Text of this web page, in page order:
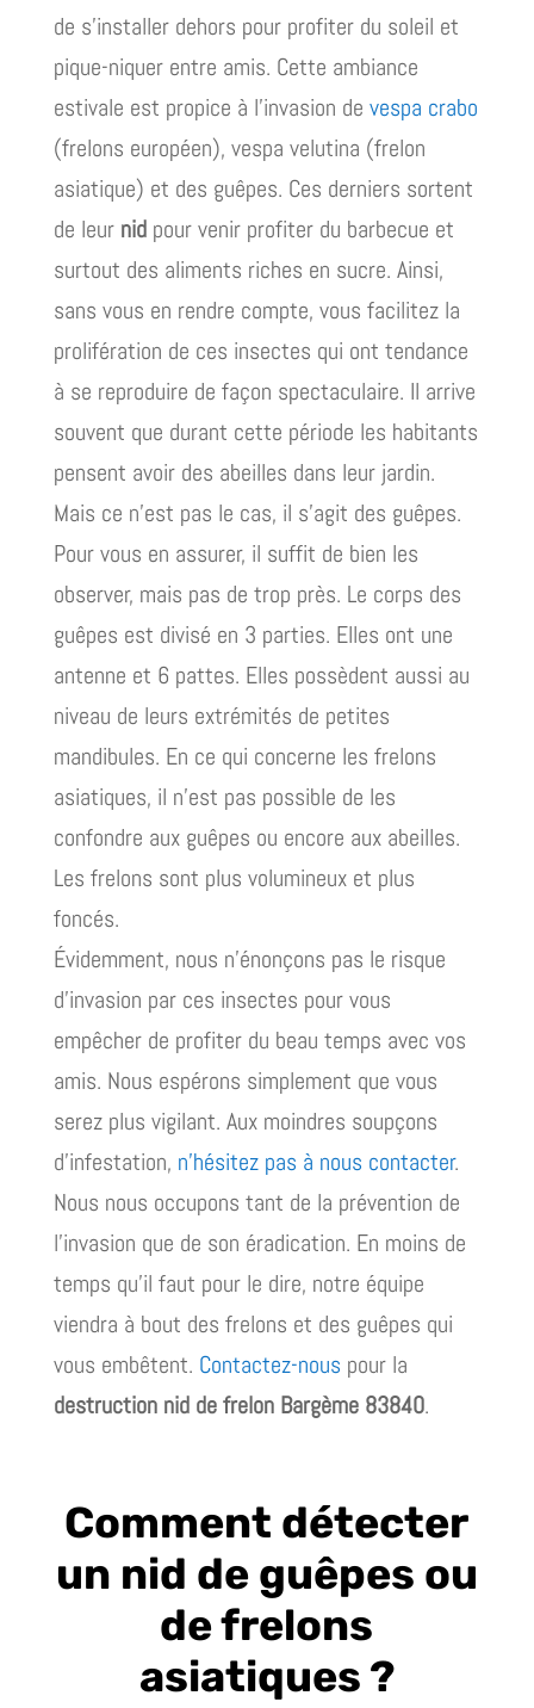
de s’installer dehors pour profiter du soleil et
pique-niquer entre amis. Cette ambiance
estivale est propice à l’invasion de vespa crabo
(frelons européen), vespa velutina (frelon
asiatique) et des guêpes. Ces derniers sortent
de leur nidpour venir profiter du barbecue et
surtout des aliments riches en sucre. Ainsi,
sans vous en rendre compte, vous facilitez la
prolifération de ces insectes qui ont tendance
à se reproduire de façon spectaculaire. Il arrive
souvent que durant cette période les habitants
pensent avoir des abeilles dans leur jardin.
Mais ce n’est pas le cas, il s’agit des guêpes.
Pour vous en assurer, il suffit de bien les
observer, mais pas de trop près. Le corps des
guêpes est divisé en 3 parties. Elles ont une
antenne et 6 pattes. Elles possèdent aussi au
niveau de leurs extrémités de petites
mandibules. En ce qui concerne les frelons
asiatiques, il n’est pas possible de les
confondre aux guêpes ou encore aux abeilles.
Les frelons sont plus volumineux et plus
foncés.
Évidemment, nous n’énonçons pas le risque
d’invasion par ces insectes pour vous
empêcher de profiter du beau temps avec vos
amis. Nous espérons simplement que vous
serez plus vigilant. Aux moindres soupçons
d’infestation, n’hésitez pas à nous contacter.
Nous nous occupons tant de la prévention de
l’invasion que de son éradication. En moins de
temps qu’il faut pour le dire, notre équipe
viendra à bout des frelons et des guêpes qui
vous embêtent. Contactez-nous pour la
destruction nid de frelon Bargème 83840.
Comment détecter
un nid de guêpes ou
de frelons
asiatiques ?